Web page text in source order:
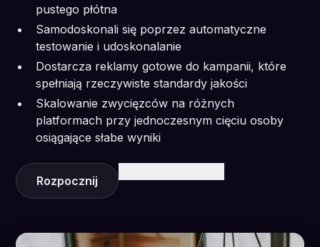
pustego płótna
Samodoskonali się poprzez automatyczne
testowanie i udoskonalanie
Dostarcza reklamy gotowe do kampanii, które
spełniają rzeczywiste standardy jakości
Skalowanie zwycięzców na różnych
platformach przy jednoczesnym cięciu osoby
osiągające słabe wyniki
Rozpocznij